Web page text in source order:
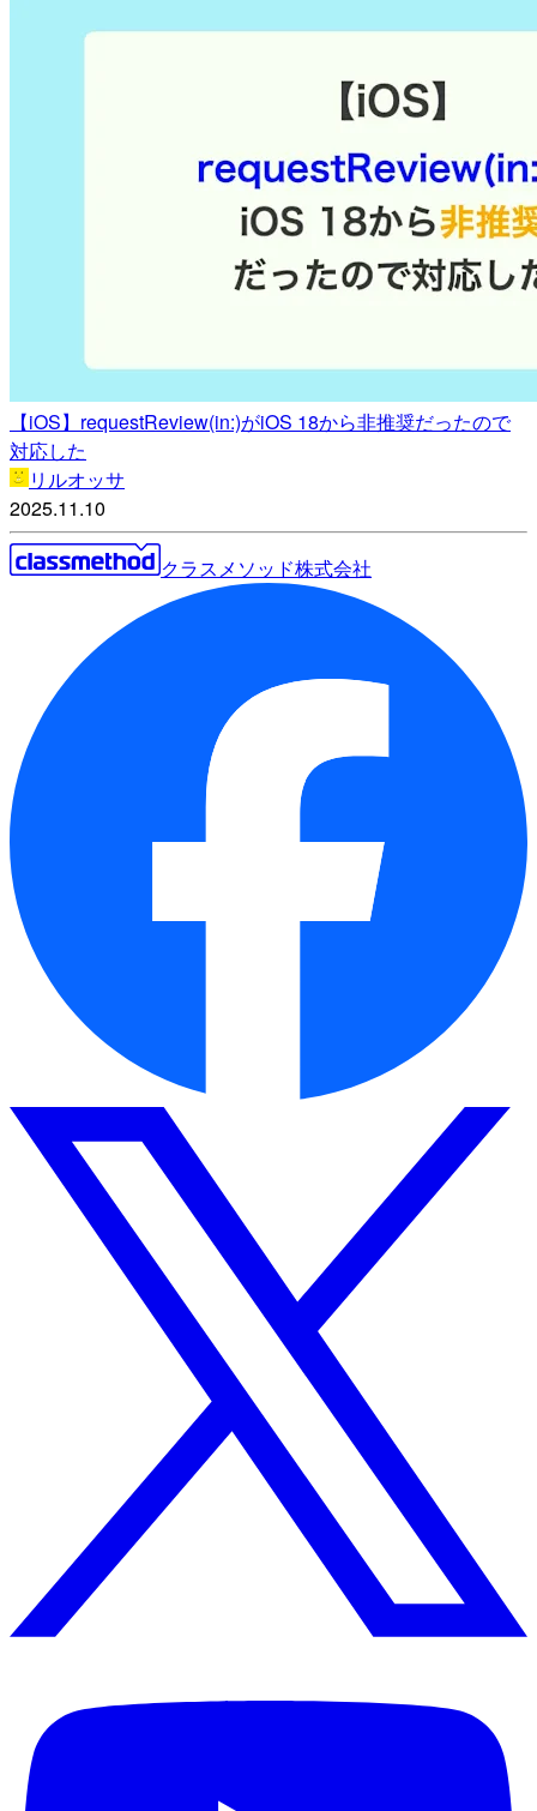
【iOS】requestReview(in:)がiOS 18から非推奨だったので
対応した
リルオッサ
2025.11.10
クラスメソッド株式会社